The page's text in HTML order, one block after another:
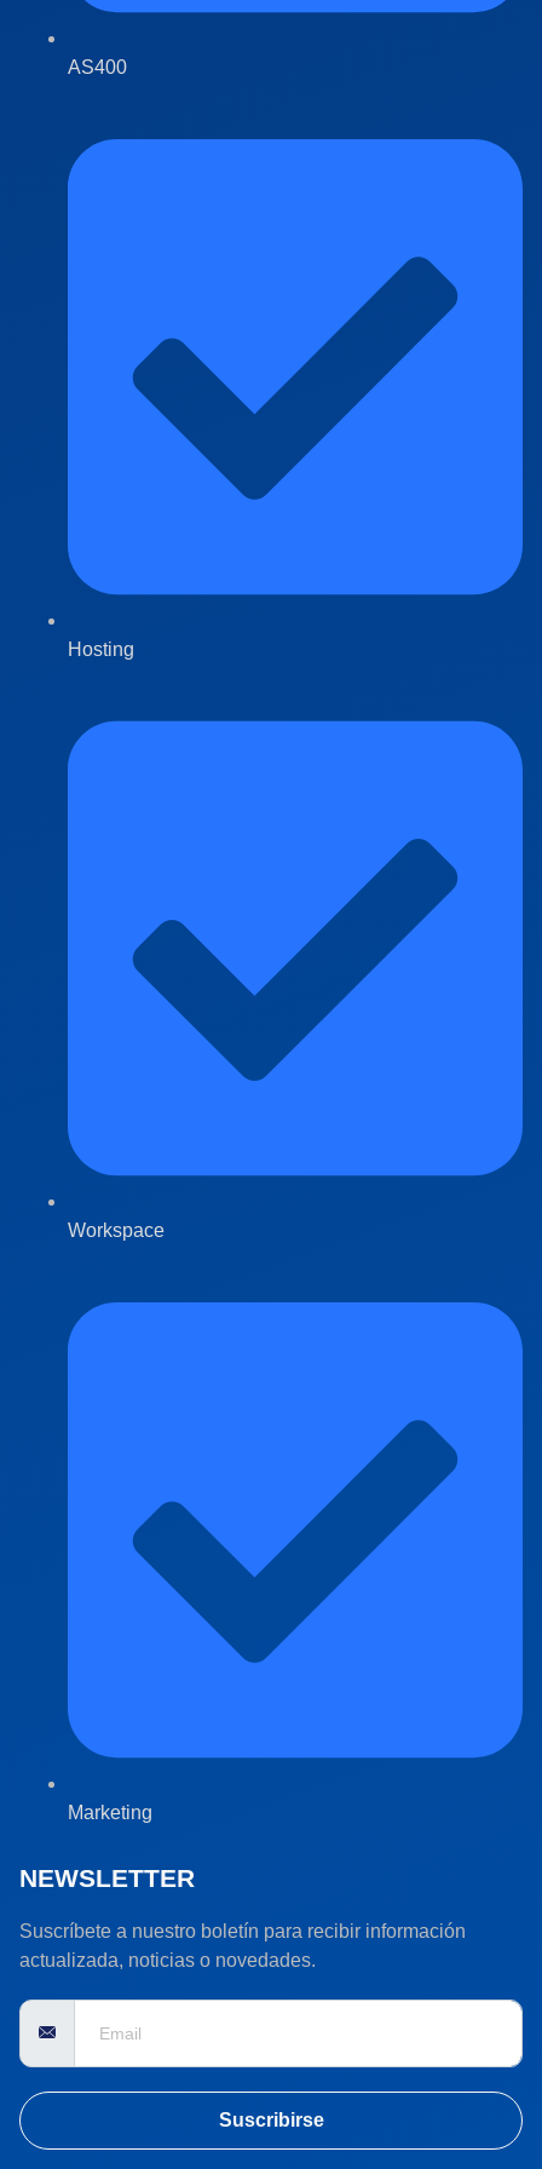
AS400
Hosting
Workspace
Marketing
NEWSLETTER
Suscríbete a nuestro boletín para recibir información
actualizada, noticias o novedades.
Suscribirse